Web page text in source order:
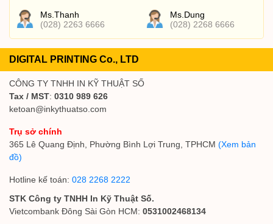
Ms.Thanh
(028) 2263 6666
Ms.Dung
(028) 2268 6666
DIGITAL PRINTING Co., LTD
CÔNG TY TNHH IN KỸ THUẬT SỐ
Tax / MST: 0310 989 626
ketoan@inkythuatso.com
Trụ sở chính
365 Lê Quang Định, Phường Bình Lợi Trung, TPHCM (Xem bản
đồ)
Hotline kế toán: 028 2268 2222
STK Công ty TNHH In Kỹ Thuật Số.
Vietcombank Đông Sài Gòn HCM: 0531002468134